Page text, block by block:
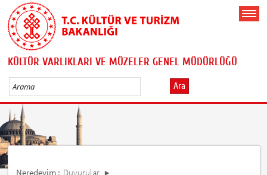
KÜLTÜR VARLIKLARI VE MÜZELER GENEL MÜDÜRLÜĞÜ
Ara
Neredeyim : Duyurular